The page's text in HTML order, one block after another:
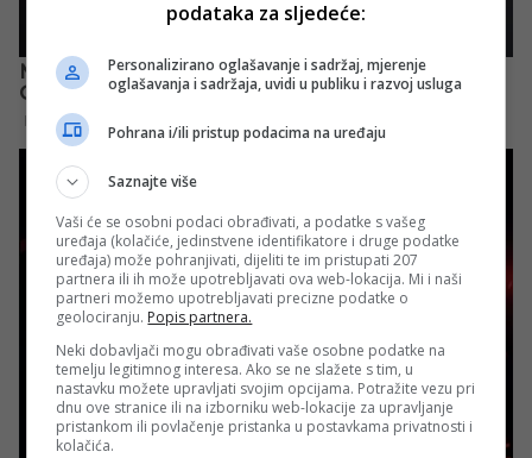
podataka za sljedeće:
Personalizirano oglašavanje i sadržaj, mjerenje
oglašavanja i sadržaja, uvidi u publiku i razvoj usluga
Pohrana i/ili pristup podacima na uređaju
Saznajte više
Vaši će se osobni podaci obrađivati, a podatke s vašeg
uređaja (kolačiće, jedinstvene identifikatore i druge podatke
uređaja) može pohranjivati, dijeliti te im pristupati 207
partnera ili ih može upotrebljavati ova web-lokacija. Mi i naši
partneri možemo upotrebljavati precizne podatke o
geolociranju. Popis partnera.
Neki dobavljači mogu obrađivati vaše osobne podatke na
temelju legitimnog interesa. Ako se ne slažete s tim, u
nastavku možete upravljati svojim opcijama. Potražite vezu pri
dnu ove stranice ili na izborniku web-lokacije za upravljanje
pristankom ili povlačenje pristanka u postavkama privatnosti i
kolačića.